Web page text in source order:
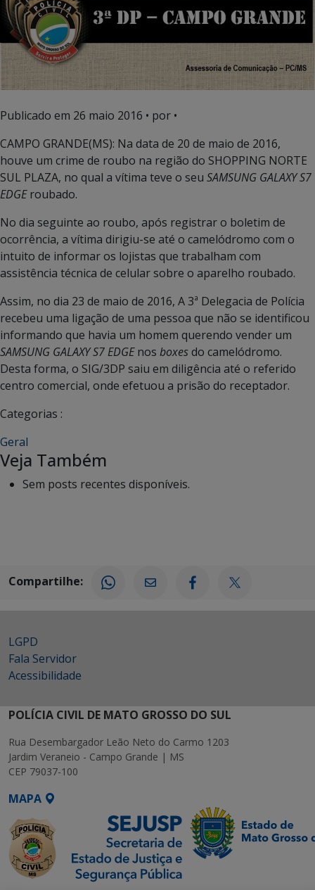
Publicado em 26 maio 2016 • por •
CAMPO GRANDE(MS): Na data de 20 de maio de 2016,
houve um crime de roubo na região do SHOPPING NORTE
SUL PLAZA, no qual a vítima teve o seu SAMSUNG GALAXY S7
EDGEroubado.
No dia seguinte ao roubo, após registrar o boletim de
ocorrência, a vítima dirigiu-se até o camelódromo com o
intuito de informar os lojistas que trabalham com
assistência técnica de celular sobre o aparelho roubado.
Assim, no dia 23 de maio de 2016, A 3ª Delegacia de Polícia
recebeu uma ligação de uma pessoa que não se identificou
informando que havia um homem querendo vender um
SAMSUNG GALAXY S7 EDGEnos boxesdo camelódromo.
Desta forma, o SIG/3DP saiu em diligência até o referido
centro comercial, onde efetuou a prisão do receptador.
Categorias :
Geral
Veja Também
Sem posts recentes disponíveis.
Compartilhe:
LGPD
Fala Servidor
Acessibilidade
POLÍCIA CIVIL DE MATO GROSSO DO SUL
Rua Desembargador Leão Neto do Carmo 1203
Jardim Veraneio - Campo Grande | MS
CEP 79037-100
MAPA